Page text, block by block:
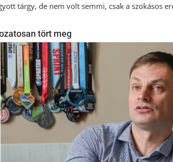
tárgy, de nem volt semmi, csak a szokásos
tört meg